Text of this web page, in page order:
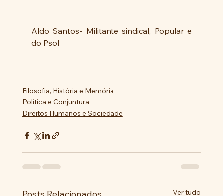
Aldo Santos- Militante sindical, Popular e
do Psol
Filosofia, História e Memória
Política e Conjuntura
Direitos Humanos e Sociedade
Posts Relacionados Ver tudo